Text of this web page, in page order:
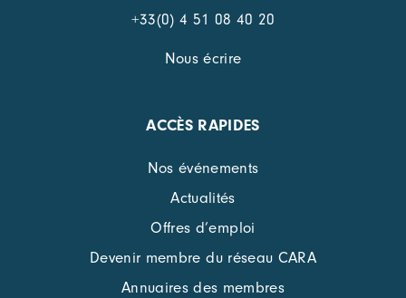
+33(0) 4 51 08 40 20
Nous écrire
ACCÈS RAPIDES
Nos événements
Actualités
Offres d’emploi
Devenir membre du réseau CARA
Annuaires des membres